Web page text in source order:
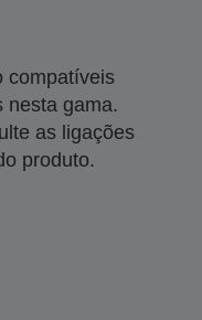
compatíveis
nesta gama.
as ligações
produto.